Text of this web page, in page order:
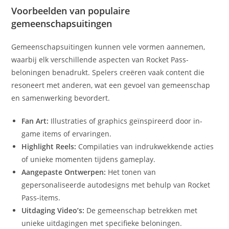
Voorbeelden van populaire
gemeenschapsuitingen
Gemeenschapsuitingen kunnen vele vormen aannemen,
waarbij elk verschillende aspecten van Rocket Pass-
beloningen benadrukt. Spelers creëren vaak content die
resoneert met anderen, wat een gevoel van gemeenschap
en samenwerking bevordert.
Fan Art: Illustraties of graphics geïnspireerd door in-
game items of ervaringen.
Highlight Reels: Compilaties van indrukwekkende acties
of unieke momenten tijdens gameplay.
Aangepaste Ontwerpen: Het tonen van
gepersonaliseerde autodesigns met behulp van Rocket
Pass-items.
Uitdaging Video’s: De gemeenschap betrekken met
unieke uitdagingen met specifieke beloningen.